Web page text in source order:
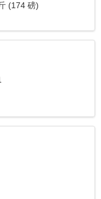
(174 磅)